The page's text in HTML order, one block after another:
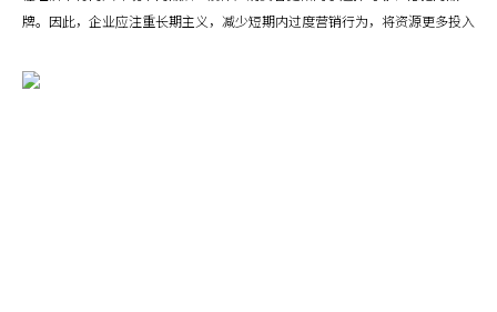
牌。因此，企业应注重长期主义，减少短期内过度营销行为，将资源更多投入
速，品牌VI设计应保持敏捷性，根据市场反馈及时调整产品策略或营销方向，